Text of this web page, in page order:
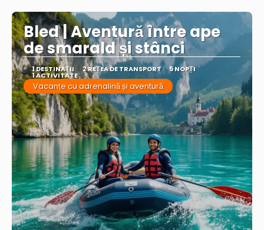
Bled | Aventură între ape
de smarald și stânci
1 DESTINAŢII 2 REȚEA DE TRANSPORT 5 NOPȚI
1 ACTIVITATE
Vacanțe cu adrenalină și aventură